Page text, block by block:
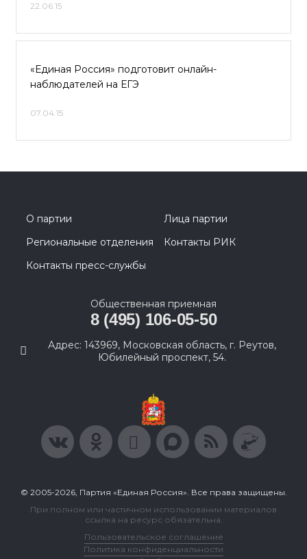
22.06.15
«Единая Россия» подготовит онлайн-
наблюдателей на ЕГЭ
07.04.15
О партии
Лица партии
Региональные отделения
Контакты РИК
Контакты пресс-службы
Общественная приемная
8 (495) 106-05-50
Адрес: 143969, Московская область, г. Реутов,
Юбилейный проспект, 54.
© 2005-2026, Партия «Единая Россия». Все права защищены.
При полном или частичном использовании материалов
ссылка на ресурс обязательна.
Пользовательское соглашение
Политика конфиденциальности